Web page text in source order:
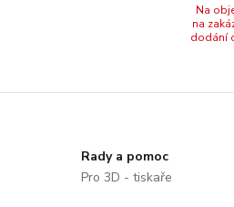
Na
na
dodání
Rady a pomoc
Pro 3D - tiskaře